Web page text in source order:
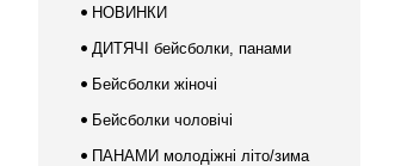
НОВИНКИ
ДИТЯЧІ бейсболки, панами
Бейсболки жіночі
Бейсболки чоловічі
ПАНАМИ молодіжні літо/зима